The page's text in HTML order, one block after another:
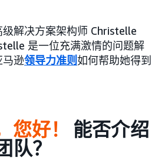
解决方案架构师 Christelle
是一位充满激情的问题解
马逊领导力准则如何帮助她得到
您好！
能否介绍
队？